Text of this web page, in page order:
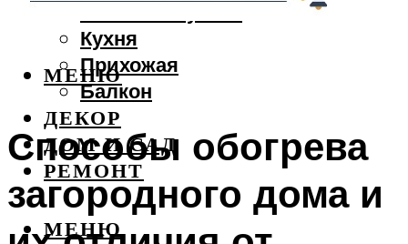
Кухня
Прихожая
Балкон
ДЕКОР
ДОМ И САД
РЕМОНТ
МЕНЮ
МЕНЮ
Способы обогрева
загородного дома и